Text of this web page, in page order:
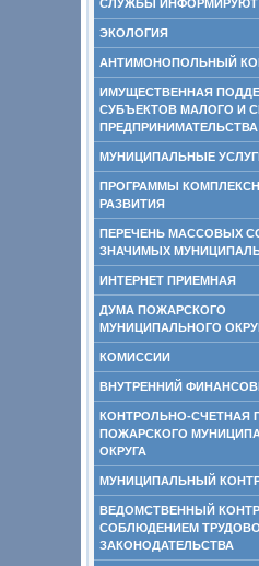
СЛУЖБЫ ИНФОРМИРУЮТ
ЭКОЛОГИЯ
АНТИМОНОПОЛЬНЫЙ
ИМУЩЕСТВЕННАЯ
СУБЪЕКТОВ МАЛОГО И
ПРЕДПРИНИМАТЕЛЬСТВА
МУНИЦИПАЛЬНЫЕ
ПРОГРАММЫ
РАЗВИТИЯ
ПЕРЕЧЕНЬ МАССОВЫХ
ЗНАЧИМЫХ
ИНТЕРНЕТ ПРИЕМНАЯ
ДУМА ПОЖАРСКОГО
МУНИЦИПАЛЬНОГО
КОМИССИИ
ВНУТРЕННИЙ
КОНТРОЛЬНО-СЧЕТНАЯ
ПОЖАРСКОГО
ОКРУГА
МУНИЦИПАЛЬНЫЙ
ВЕДОМСТВЕННЫЙ
СОБЛЮДЕНИЕМ
ЗАКОНОДАТЕЛЬСТВА